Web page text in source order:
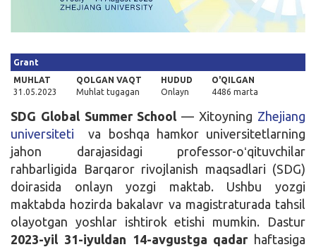
Grant
MUHLAT
31.05.2023
QOLGAN VAQT
Muhlat tugagan
HUDUD
Onlayn
O'QILGAN
4486 marta
SDG Global Summer School — Xitoyning Zhejiang
universiteti
va boshqa hamkor universitetlarning
jahon darajasidagi professor-oʻqituvchilar
rahbarligida Barqaror rivojlanish maqsadlari (SDG)
doirasida onlayn yozgi maktab. Ushbu yozgi
maktabda hozirda bakalavr va magistraturada tahsil
olayotgan yoshlar ishtirok etishi mumkin. Dastur
2023-yil 31-iyuldan 14-avgustga qadar haftasiga